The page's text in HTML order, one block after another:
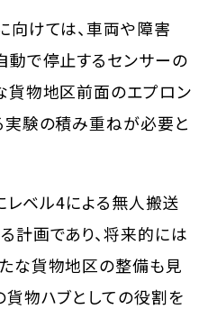
向けては、車両や障害
動で停止するセンサーの
貨物地区前面のエプロン
実験の積み重ねが必要と
ベル4による無人搬送
計画であり、将来的には
な貨物地区の整備も見
貨物ハブとしての役割を